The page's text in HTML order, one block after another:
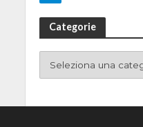
Categorie